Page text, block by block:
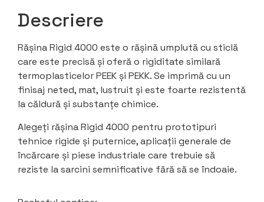
Descriere
Rășina Rigid 4000 este o rășină umplută cu sticlă
care este precisă și oferă o rigiditate similară
termoplasticelor PEEK și PEKK. Se imprimă cu un
finisaj neted, mat, lustruit și este foarte rezistentă
la căldură și substanțe chimice.
Alegeți rășina Rigid 4000 pentru prototipuri
tehnice rigide și puternice, aplicații generale de
încărcare și piese industriale care trebuie să
reziste la sarcini semnificative fără să se îndoaie.